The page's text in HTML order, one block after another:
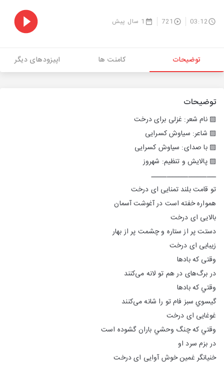
03:12
721 1 سال پیش
توضیحات کامنت ها اپیزودهای دیگر
توضیحات
▨ نام شعر: غزلی برای درخت
▨ شاعر: سیاوش کسرایی
▨ با صدای: سیاوش کسرایی
▨ پالایش و تنظیم: شهروز
ـــــــــــــــــــــ
تو قامت بلند تمنایی ای درخت
همواره خفته است در آغوشت آسمان
بالايی ای درخت
دستت پر از ستاره و چشمت پر از بهار
زيبايی ای درخت
وقتی كه بادها
در برگ‌های در هم تو لانه می‌كنند
وقتي كه بادها
گيسوي سبز فام تو را شانه می‌كنند
غوغایی ای درخت
وقتي كه چنگ وحشي باران گشوده است
در بزم سرد او
خنيانگر غمين خوش آوایی ای درخت